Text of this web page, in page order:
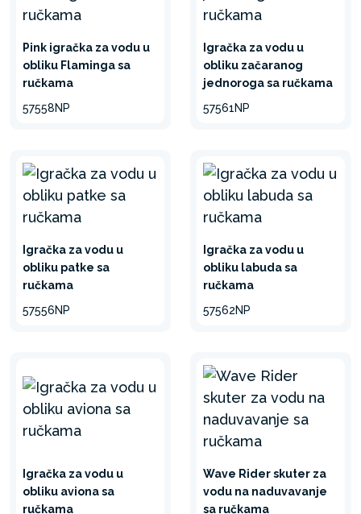
Pink igračka za vodu u
obliku Flaminga sa
ručkama
57558NP
Igračka za vodu u
obliku začaranog
jednoroga sa ručkama
57561NP
Igračka za vodu u
obliku patke sa
ručkama
57556NP
Igračka za vodu u
obliku labuda sa
ručkama
57562NP
Igračka za vodu u
obliku aviona sa
ručkama
Wave Rider skuter za
vodu na naduvavanje
sa ručkama